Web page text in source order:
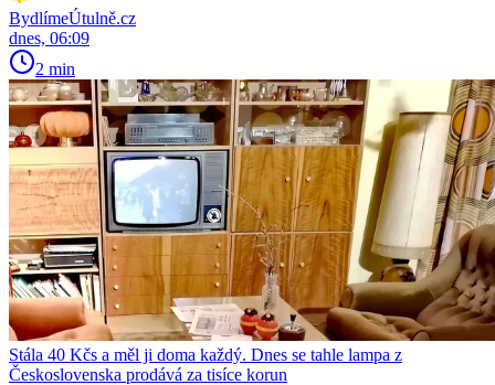
BydlímeÚtulně.cz
dnes, 06:09
2 min
Stála 40 Kčs a měl ji doma každý. Dnes se tahle lampa z
Československa prodává za tisíce korun